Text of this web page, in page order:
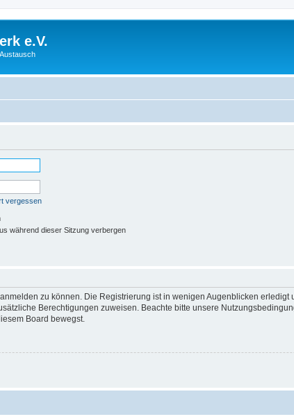
e.V.
vergessen
während dieser Sitzung verbergen
zu können. Die Registrierung ist in wenigen Augenblicken
Berechtigungen zuweisen. Beachte bitte unsere
Board bewegst.